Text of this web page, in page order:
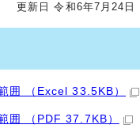
更新日 令和6年7月24日
囲 （Excel 33.5KB）
囲 （PDF 37.7KB）